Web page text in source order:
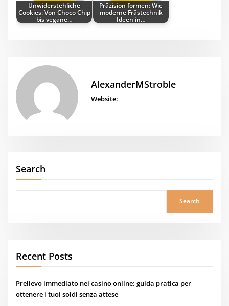
Unwiderstehliche
Cookies: Von Choco Chip
bis vegane…
Präzision formen: Wie
moderne Frästechnik
Ideen in…
AlexanderMStroble
Website:
Search
Search
Recent Posts
Prelievo immediato nei casino online: guida pratica per
ottenere i tuoi soldi senza attese